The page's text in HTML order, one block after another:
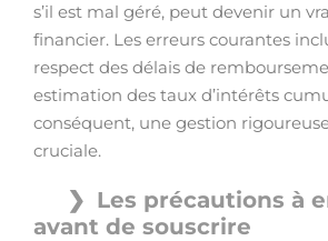
s’il est mal géré, peut devenir un
financier. Les erreurs courantes
respect des délais de
estimation des taux d’intérêts
conséquent, une gestion
cruciale.
Les précautions à
avant de souscrire